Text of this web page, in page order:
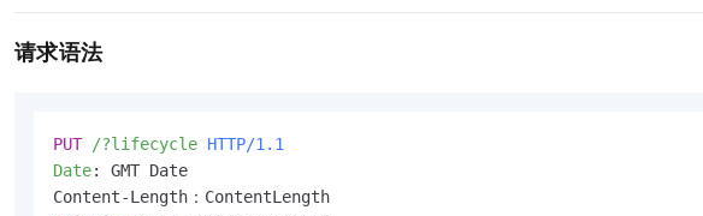
请求语法
PUT /?lifecycle HTTP/1.1
Date: GMT Date
10 分钟在聊天系统中增加一个 AI 助手